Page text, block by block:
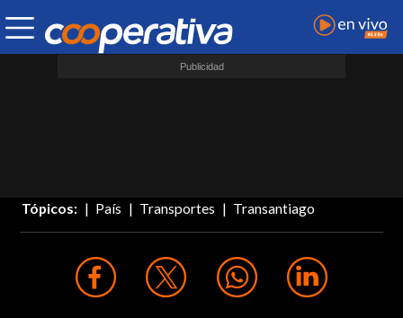
Tópicos: País Transportes Transantiago